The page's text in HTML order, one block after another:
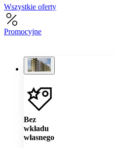
Wszystkie oferty
Promocyjne
Bez
wkładu
własnego